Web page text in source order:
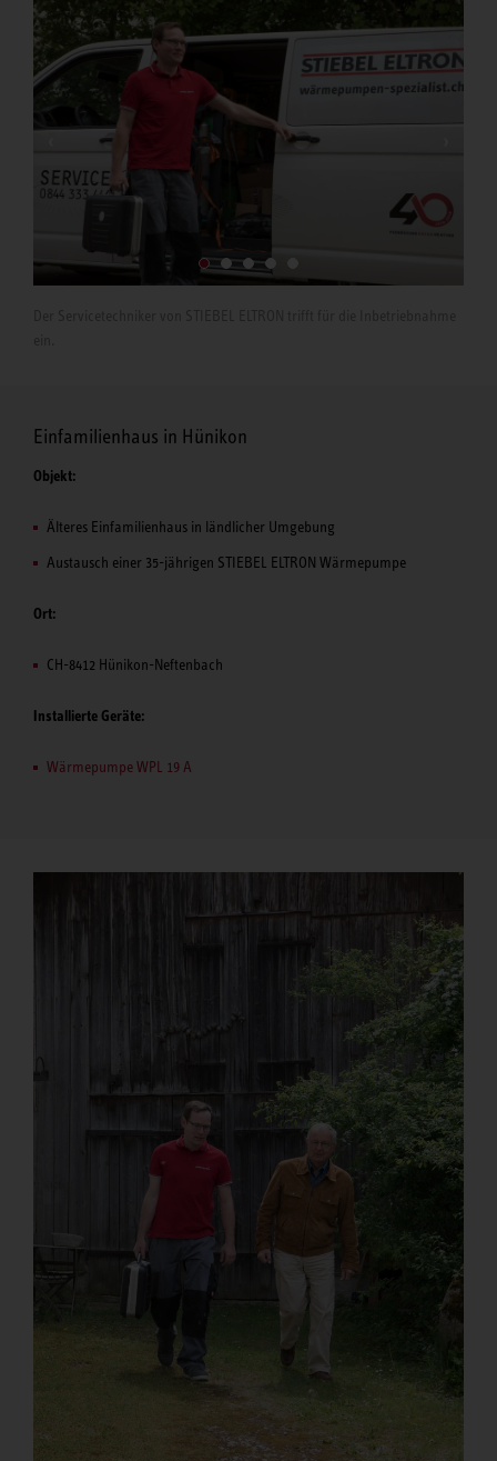
Einfamilienhaus in Hünikon
Objekt:
Älteres Einfamilienhaus in ländlicher Umgebung
Austausch einer 35-jährigen STIEBEL ELTRON Wärmepumpe
Ort:
CH-8412 Hünikon-Neftenbach
Installierte Geräte:
Wärmepumpe WPL 19 A